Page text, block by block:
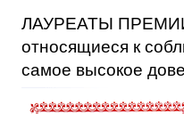
ЛАУРЕАТЫ
относящиеся к
самое высокое